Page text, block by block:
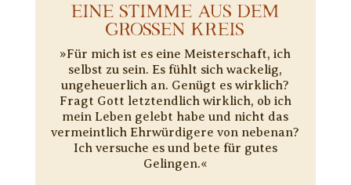
EINE STIMME AUS DEM
GROSSEN KREIS
»Für mich ist es eine Meisterschaft, ich
selbst zu sein. Es fühlt sich wackelig,
ungeheuerlich an. Genügt es wirklich?
Fragt Gott letztendlich wirklich, ob ich
mein Leben gelebt habe und nicht das
vermeintlich Ehrwürdigere von nebenan?
Ich versuche es und bete für gutes
Gelingen.«